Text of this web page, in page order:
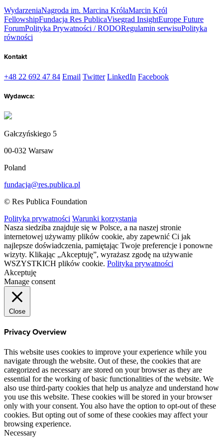
WydarzeniaNagroda im. Marcina KrólaMarcin Król
FellowshipFundacja Res PublicaVisegrad InsightEurope Future
ForumPolityka Prywatności / RODORegulamin serwisuPolityka
równości
Kontakt
+48 22 692 47 84 Email Twitter LinkedIn Facebook
Wydawca:
Gałczyńskiego 5
00-032 Warsaw
Poland
fundacja@res.publica.pl
© Res Publica Foundation
Polityka prywatności Warunki korzystania
Nasza siedziba znajduje się w Polsce, a na naszej stronie
internetowej używamy plików cookie, aby zapewnić Ci jak
najlepsze doświadczenia, pamiętając Twoje preferencje i ponowne
wizyty. Klikając „Akceptuję”, wyrażasz zgodę na używanie
WSZYSTKICH plików cookie. Polityka prywatności
Akceptuję
Manage consent
Close
Privacy Overview
This website uses cookies to improve your experience while you
navigate through the website. Out of these, the cookies that are
categorized as necessary are stored on your browser as they are
essential for the working of basic functionalities of the website. We
also use third-party cookies that help us analyze and understand how
you use this website. These cookies will be stored in your browser
only with your consent. You also have the option to opt-out of these
cookies. But opting out of some of these cookies may affect your
browsing experience.
Necessary